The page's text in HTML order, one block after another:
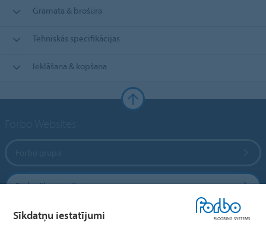
Grāmata & brošūra
Tehniskās specifikācijas
Ieklāšana & kopšana
Forbo Flooring Systems
Forbo Movement Systems
Sīkdatņu iestatījumi